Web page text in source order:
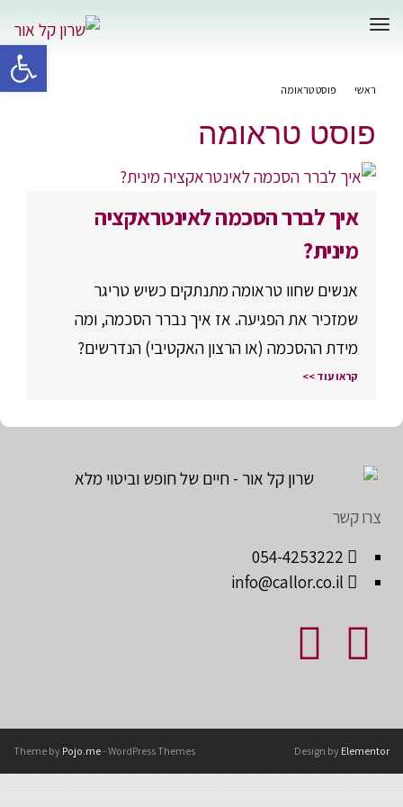
תפריט
ראשי פוסט טראומה
פוסט טראומה
איך לברר הסכמה לאינטראקציה
מינית?
אנשים שחוו טראומה מתנתקים כשיש טריגר
שמזכיר את הפגיעה. אז איך נברר הסכמה, ומה
מידת ההסכמה (או הרצון האקטיבי) הנדרשים?
קראו עוד >>
צרו קשר
054-4253222
info@callor.co.il
Theme by Pojo.me- WordPress Themes Design by Elementor
פתח